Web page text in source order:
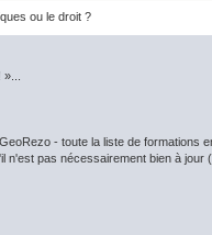
ou le droit ?
- toute la liste de formations
pas nécessairement bien à